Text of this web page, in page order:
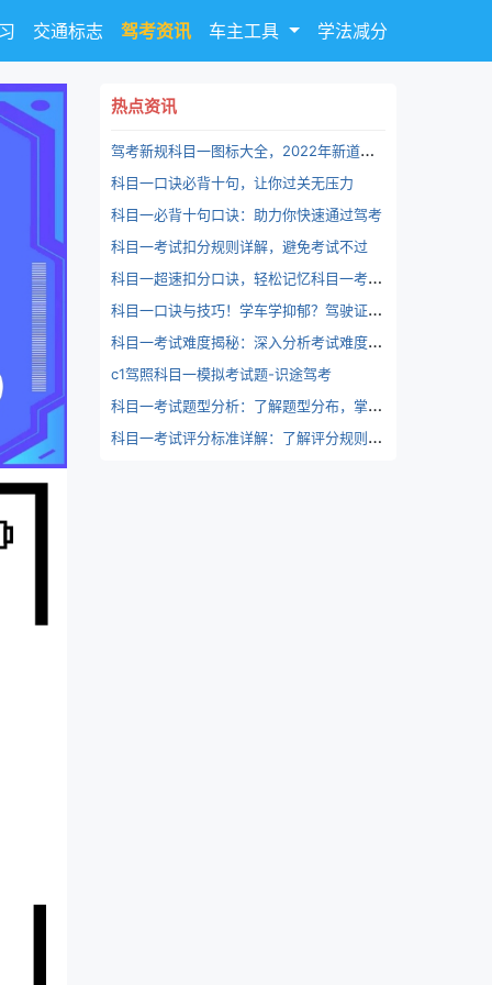
交通标志 驾考资讯 车主工具 学法减分
热点资讯
驾
考新规科目一图标大全，2022年新道路标志更新大全-识途驾考
科目一口诀必背十句，让你过关无压力
科目一必背十句口诀：助力你快速通过驾考
科目一考试扣分规则详解，避免考试不过
科
目一超速扣分口诀，轻松记忆科目一考试扣分规则
科
目一口诀与技巧！学车学抑郁？驾驶证准驾车型代号分为17类_识途驾考
科
目一考试难度揭秘：深入分析考试难度、通过率、及格分数线等因素，评估考试难度
c1驾照科目一模拟考试题-识途驾考
科
目一考试题型分析：了解题型分布，掌握答题技巧，提高考试得分率
科
目一考试评分标准详解：了解评分规则，掌握考试技巧，稳扎稳打，轻松过关